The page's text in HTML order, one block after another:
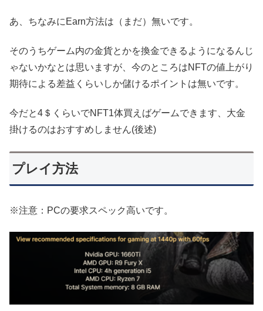
あ、ちなみにEarn方法は（まだ）無いです。
そのうちゲーム内の金貨とかを換金できるようになるんじ
ゃないかなとは思いますが、今のところはNFTの値上がり
期待による差益くらいしか儲けるポイントは無いです。
今だと4＄くらいでNFT1体買えばゲームできます、大金
掛けるのはおすすめしません(後述)
プレイ方法
※注意：PCの要求スペック高いです。